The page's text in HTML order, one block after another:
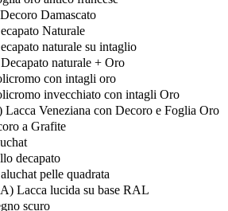
Damascato
Naturale
naturale su intaglio
naturale + Oro
con intagli oro
invecchiato con intagli Oro
Lacca Veneziana con Decoro e Foglia Oro
a Grafite
decapato
pelle quadrata
Lacca lucida su base RAL
scuro